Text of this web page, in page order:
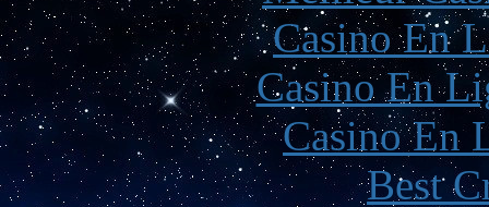
Casino En
Casino En
Casino En
Best